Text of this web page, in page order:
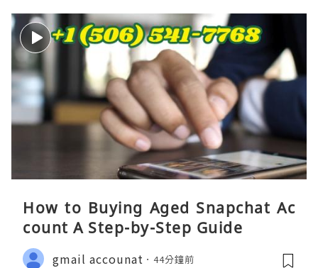
How to Buying Aged Snapchat Ac
count A Step-by-Step Guide
gmail accounat 44分鐘前